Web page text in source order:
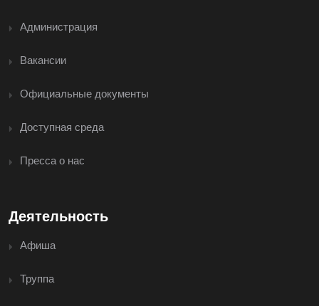
Администрация
Вакансии
Официальные документы
Доступная среда
Пресса о нас
Деятельность
Афиша
Труппа